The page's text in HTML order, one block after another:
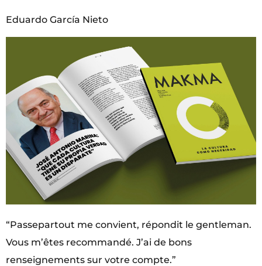
Eduardo García Nieto
“Passepartout me convient, répondit le gentleman.
Vous m’êtes recommandé. J’ai de bons
renseignements sur votre compte.”